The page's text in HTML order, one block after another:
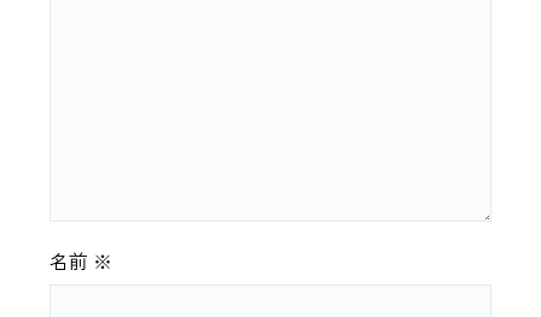
名前 ※